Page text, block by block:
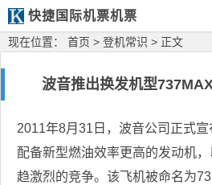
快捷国际机票机票
现在位置： 首页 > 登机常识 > 正文
波音推出换发机型
2011年8月31日，波音公司正式
配备新型燃油效率更高的发动机
趋激烈的竞争。该飞机被命名为